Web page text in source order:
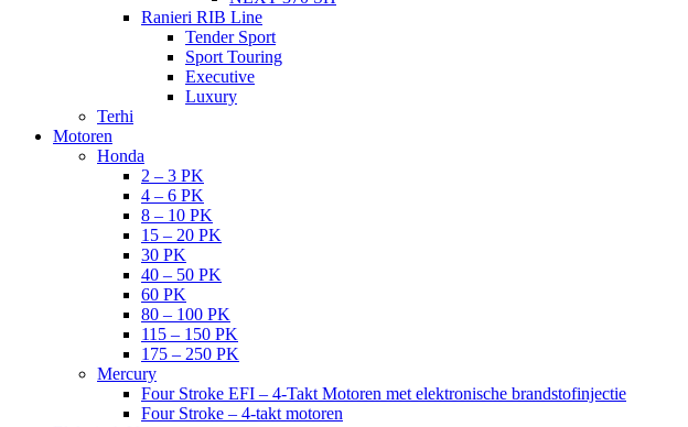
Ranieri RIB Line
Tender Sport
Sport Touring
Executive
Luxury
Terhi
Motoren
Honda
2 – 3 PK
4 – 6 PK
8 – 10 PK
15 – 20 PK
30 PK
40 – 50 PK
60 PK
80 – 100 PK
115 – 150 PK
175 – 250 PK
Mercury
Four Stroke EFI – 4-Takt Motoren met elektronische brandstofinjectie
Four Stroke – 4-takt motoren